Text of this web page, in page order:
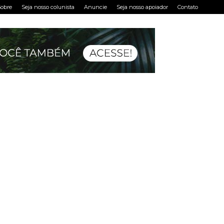
Seja nosso colunista Anuncie Seja nosso apoiador Contato